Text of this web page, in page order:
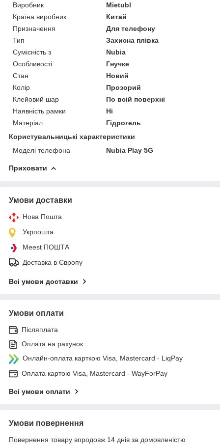
Виробник
Mietubl
Країна виробник
Китай
Призначення
Для телефону
Тип
Захисна плівка
Сумісність з
Nubia
Особливості
Гнучке
Стан
Новий
Колір
Прозорий
Клейовий шар
По всій поверхні
Наявність рамки
Ні
Матеріал
Гідрогель
Користувальницькі характеристики
Моделі телефона
Nubia Play 5G
Приховати
Умови доставки
Нова Пошта
Укрпошта
Meest ПОШТА
Доставка в Європу
Всі умови доставки
Умови оплати
Післяплата
Оплата на рахунок
Онлайн-оплата карткою Visa, Mastercard - LiqPay
Оплата картою Visa, Mastercard - WayForPay
Всі умови оплати
Умови повернення
Повернення товару впродовж 14 днів за домовленістю